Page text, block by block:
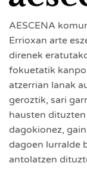
AESCENA
Errioxan arte
direnek
fokuetatik kanpo
atzerrian lanak
geroztik, sari
hausten
dagokionez,
dagoen lurralde
antolatzen